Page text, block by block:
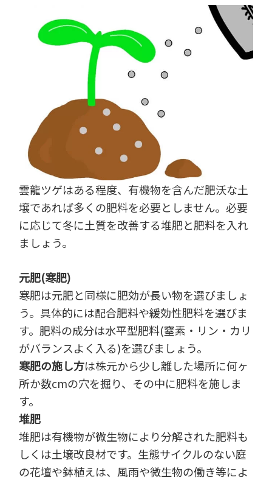
雲龍ツゲはある程度、有機物を含んだ肥沃な土
壌であれば多くの肥料を必要としません。必要
に応じて冬に土質を改善する堆肥と肥料を入れ
ましょう。
元肥(寒肥)
寒肥は元肥と同様に肥効が長い物を選びましょ
う。具体的には配合肥料や緩効性肥料を選びま
す。肥料の成分は水平型肥料(窒素・リン・カリ
がバランスよく入る)を選びましょう。
寒肥の施し方は株元から少し離した場所に何ヶ
所か数cmの穴を掘り、その中に肥料を施しま
す。
堆肥
堆肥は有機物が微生物により分解された肥料も
しくは土壌改良材です。生態サイクルのない庭
の花壇や鉢植えは、風雨や微生物の働き等によ